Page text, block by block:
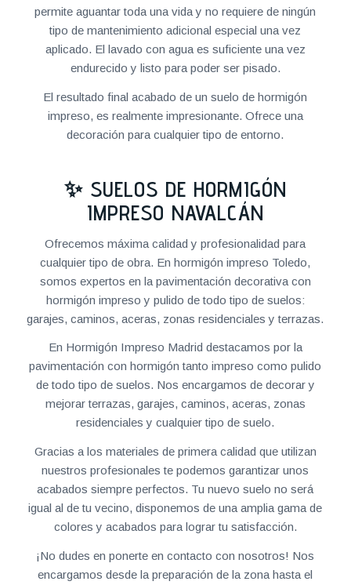
permite aguantar toda una vida y no requiere de ningún
tipo de mantenimiento adicional especial una vez
aplicado. El lavado con agua es suficiente una vez
endurecido y listo para poder ser pisado.
El resultado final acabado de un suelo de hormigón
impreso, es realmente impresionante. Ofrece una
decoración para cualquier tipo de entorno.
✨ SUELOS DE HORMIGÓN
IMPRESO NAVALCÁN
Ofrecemos máxima calidad y profesionalidad para
cualquier tipo de obra. En hormigón impreso Toledo,
somos expertos en la pavimentación decorativa con
hormigón impreso y pulido de todo tipo de suelos:
garajes, caminos, aceras, zonas residenciales y terrazas.
En Hormigón Impreso Madrid destacamos por la
pavimentación con hormigón tanto impreso como pulido
de todo tipo de suelos. Nos encargamos de decorar y
mejorar terrazas, garajes, caminos, aceras, zonas
residenciales y cualquier tipo de suelo.
Gracias a los materiales de primera calidad que utilizan
nuestros profesionales te podemos garantizar unos
acabados siempre perfectos. Tu nuevo suelo no será
igual al de tu vecino, disponemos de una amplia gama de
colores y acabados para lograr tu satisfacción.
¡No dudes en ponerte en contacto con nosotros! Nos
encargamos desde la preparación de la zona hasta el